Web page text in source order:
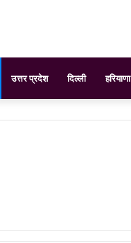
उत्तर प्रदेश दिल्ली हरियाणा